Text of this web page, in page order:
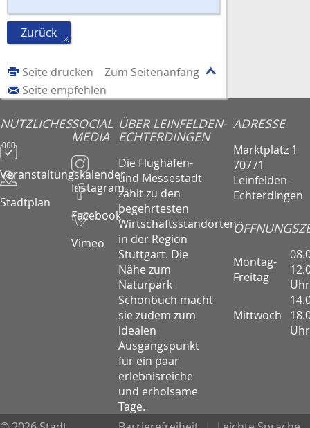
Zurück
Zum Seitenanfang
Seite drucken
Seite empfehlen
NÜTZLICHES
Veranstaltungskalender
Stadtplan
SOCIAL
MEDIA
Instagram
Facebook
Vimeo
ÜBER LEINFELDEN-
ECHTERDINGEN
Die Flughafen-
und Messestadt
zählt zu den
begehrtesten
Wirtschaftsstandorten
in der Region
Stuttgart. Die
Nähe zum
Naturpark
Schönbuch macht
sie zudem zum
idealen
Ausgangspunkt
für ein paar
erlebnisreiche
und erholsame
Tage.
ADRESSE
Marktplatz 1
70771
Leinfelden-
Echterdingen
Montag-
Freitag
Uhr
Mittwoch
Uhr